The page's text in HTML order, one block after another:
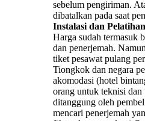
sebelum pengiriman.
dibatalkan pada saat
Instalasi dan Pelatihan
Harga sudah termasuk
dan penerjemah.
tiket pesawat pulang
Tiongkok dan negara
akomodasi (hotel
orang untuk teknisi dan
ditanggung oleh
mencari penerjemah